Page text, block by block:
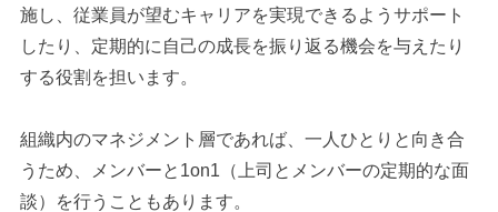
施し、従業員が望むキャリアを実現できるようサポート
したり、定期的に自己の成長を振り返る機会を与えたり
する役割を担います。
組織内のマネジメント層であれば、一人ひとりと向き合
うため、メンバーと1on1（上司とメンバーの定期的な面
談）を行うこともあります。